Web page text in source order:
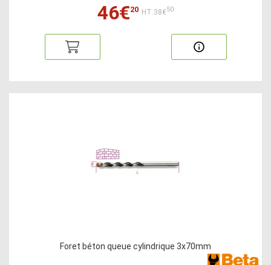
46€20 HT:38€50
Foret béton queue cylindrique 3x70mm